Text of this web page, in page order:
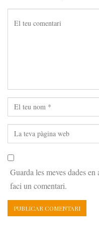
Guarda les meves dades
faci un comentari.